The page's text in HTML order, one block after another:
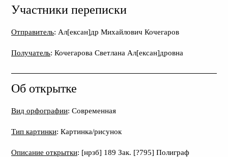
Участники переписки
Отправитель: Ал[ексан]др Михайлович Кочегаров
Получатель: Кочегарова Светлана Ал[ексан]дровна
Об открытке
Вид орфографии: Современная
Тип картинки: Картинка/рисунок
Описание открытки: [нрзб] 189 Зак. [?795] Полиграф